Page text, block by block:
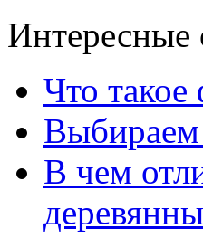
Интересные
Что такое
Выбираем
В чем